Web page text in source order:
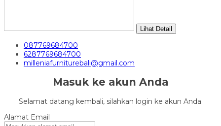
Lihat Detail
087769684700
6287769684700
milleniafurniturebali@gmail.com
Masuk ke akun Anda
Selamat datang kembali, silahkan login ke akun Anda.
Alamat Email